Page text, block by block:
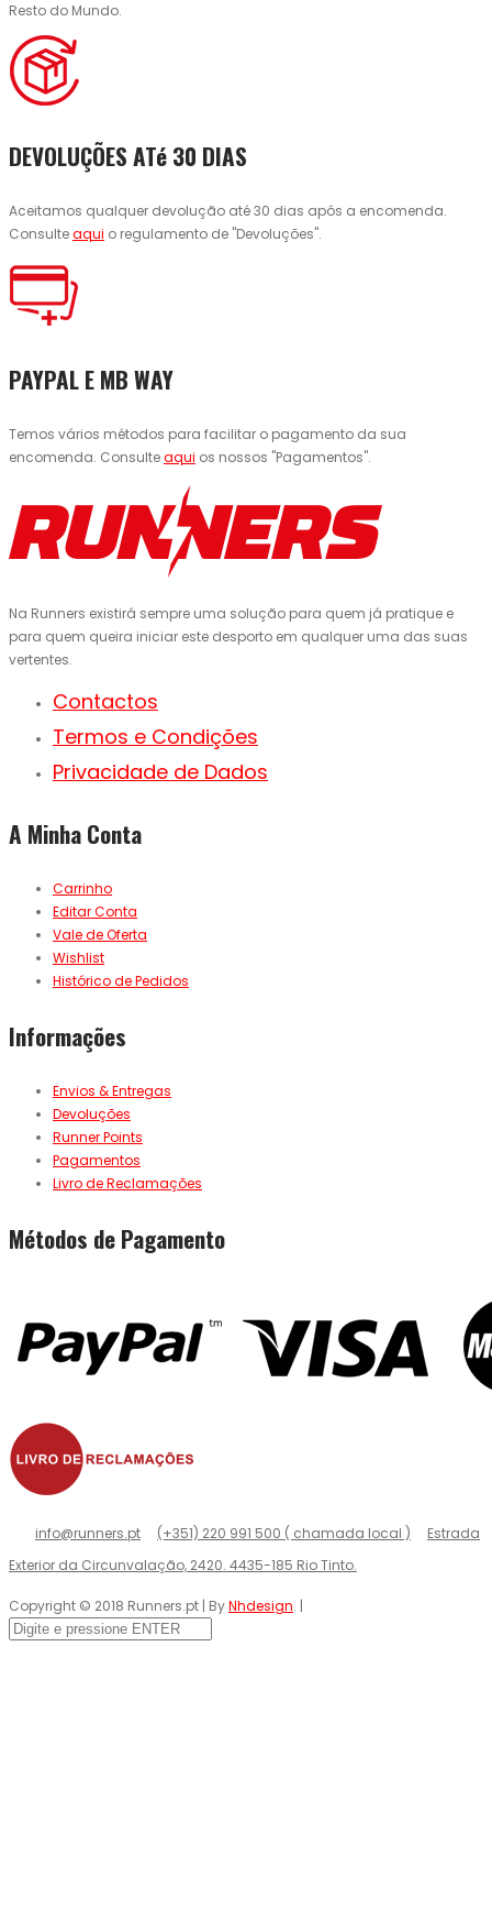
Resto do Mundo.
DEVOLUÇÕES ATé 30 DIAS
Aceitamos qualquer devolução até 30 dias após a encomenda.
Consulteaqui o regulamento de "Devoluções".
PAYPAL E MB WAY
Temos vários métodos para facilitar o pagamento da sua
encomenda. Consulteaqui os nossos "Pagamentos".
Na Runners existirá sempre uma solução para quem já pratique e
para quem queira iniciar este desporto em qualquer uma das suas
vertentes.
Contactos
Termos e Condições
Privacidade de Dados
A Minha Conta
Carrinho
Editar Conta
Vale de Oferta
Wishlist
Histórico de Pedidos
Informações
Envios & Entregas
Devoluções
Runner Points
Pagamentos
Livro de Reclamações
Métodos de Pagamento
info@runners.pt (+351) 220 991 500 ( chamada local )
Estrada
Exterior da Circunvalação, 2420. 4435-185 Rio Tinto.
Copyright © 2018 Runners.pt | ByNhdesign. |